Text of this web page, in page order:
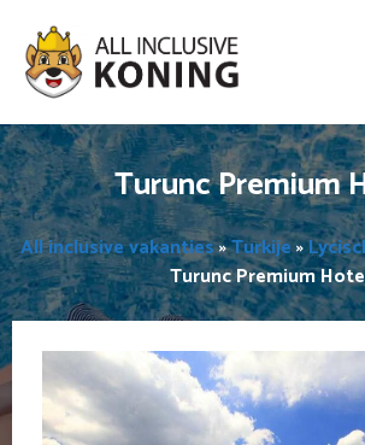
naar
inhoud
Turunc Premium
All inclusive vakanties»Turkije»
Turunc Premium